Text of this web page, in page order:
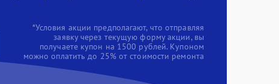
*Условия акции предполагают, что отправляя
заявку через текущую форму акции, вы
получаете купон на 1500 рублей. Купоном
можно оплатить до 25% от стоимости ремонта